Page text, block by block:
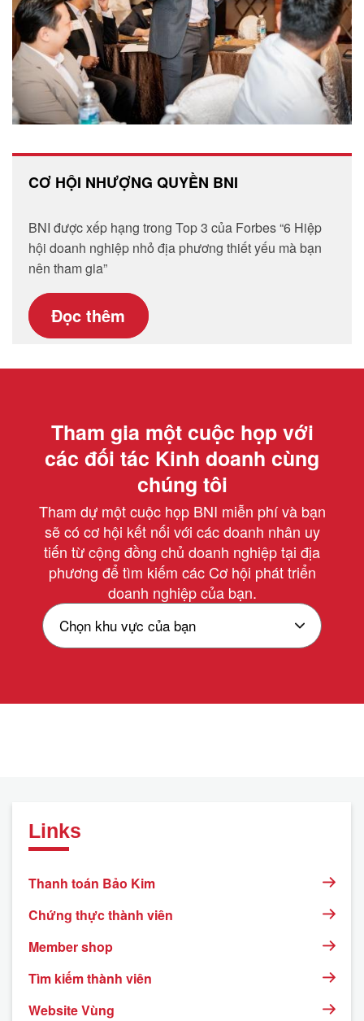
CƠ HỘI NHƯỢNG QUYỀN BNI
BNI được xếp hạng trong Top 3 của Forbes “6 Hiệp
hội doanh nghiệp nhỏ địa phương thiết yếu mà bạn
nên tham gia”
Đọc thêm
Tham gia một cuộc họp với
các đối tác Kinh doanh cùng
chúng tôi
Tham dự một cuộc họp BNI miễn phí và bạn
sẽ có cơ hội kết nối với các doanh nhân uy
tiến từ cộng đồng chủ doanh nghiệp tại địa
phương để tìm kiếm các Cơ hội phát triển
doanh nghiệp của bạn.
Links
Thanh toán Bảo Kim
Chứng thực thành viên
Member shop
Tìm kiếm thành viên
Website Vùng